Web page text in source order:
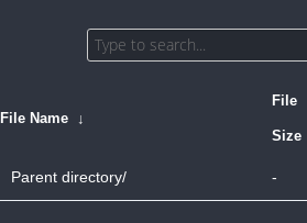
File Name ↓
File
Size
Parent directory/ -